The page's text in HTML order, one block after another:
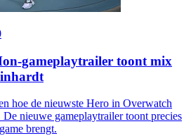
gameplaytrailer toont mix
hoe de nieuwste Hero in Overwatch
nieuwe gameplaytrailer toont precies
brengt.